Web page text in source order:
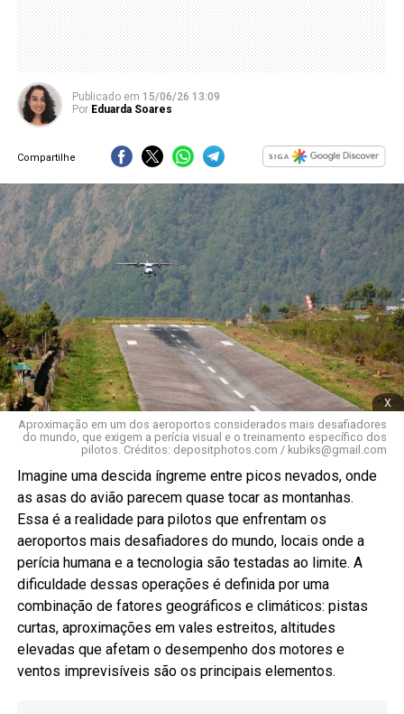
Publicado em 15/06/26 13:09
Por Eduarda Soares
Compartilhe
x
Aproximação em um dos aeroportos considerados mais desafiadores
do mundo, que exigem a perícia visual e o treinamento específico dos
pilotos. Créditos: depositphotos.com / kubiks@gmail.com
Imagine uma descida íngreme entre picos nevados, onde
as asas do avião parecem quase tocar as montanhas.
Essa é a realidade para pilotos que enfrentam os
aeroportos mais desafiadores do mundo, locais onde a
perícia humana e a tecnologia são testadas ao limite. A
dificuldade dessas operações é definida por uma
combinação de fatores geográficos e climáticos: pistas
curtas, aproximações em vales estreitos, altitudes
elevadas que afetam o desempenho dos motores e
ventos imprevisíveis são os principais elementos.